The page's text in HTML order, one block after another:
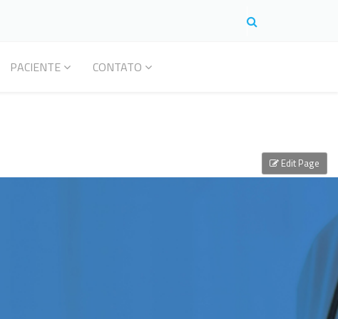
PACIENTE CONTATO
Edit Page